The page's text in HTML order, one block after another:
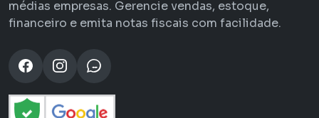
médias empresas. Gerencie vendas, estoque,
financeiro e emita notas fiscais com facilidade.